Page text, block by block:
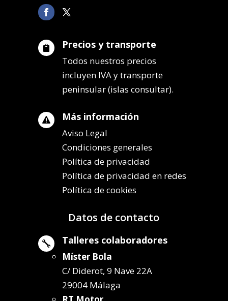
 Precios y transporte
Todos nuestros precios
incluyen IVA y transporte
peninsular (islas consultar).
 Más información
Aviso Legal
Condiciones generales
Política de privacidad
Política de privacidad en redes
Política de cookies
Datos de contacto
 Talleres colaboradores
Míster Bola
C/ Diderot, 9 Nave 22A
29004 Málaga